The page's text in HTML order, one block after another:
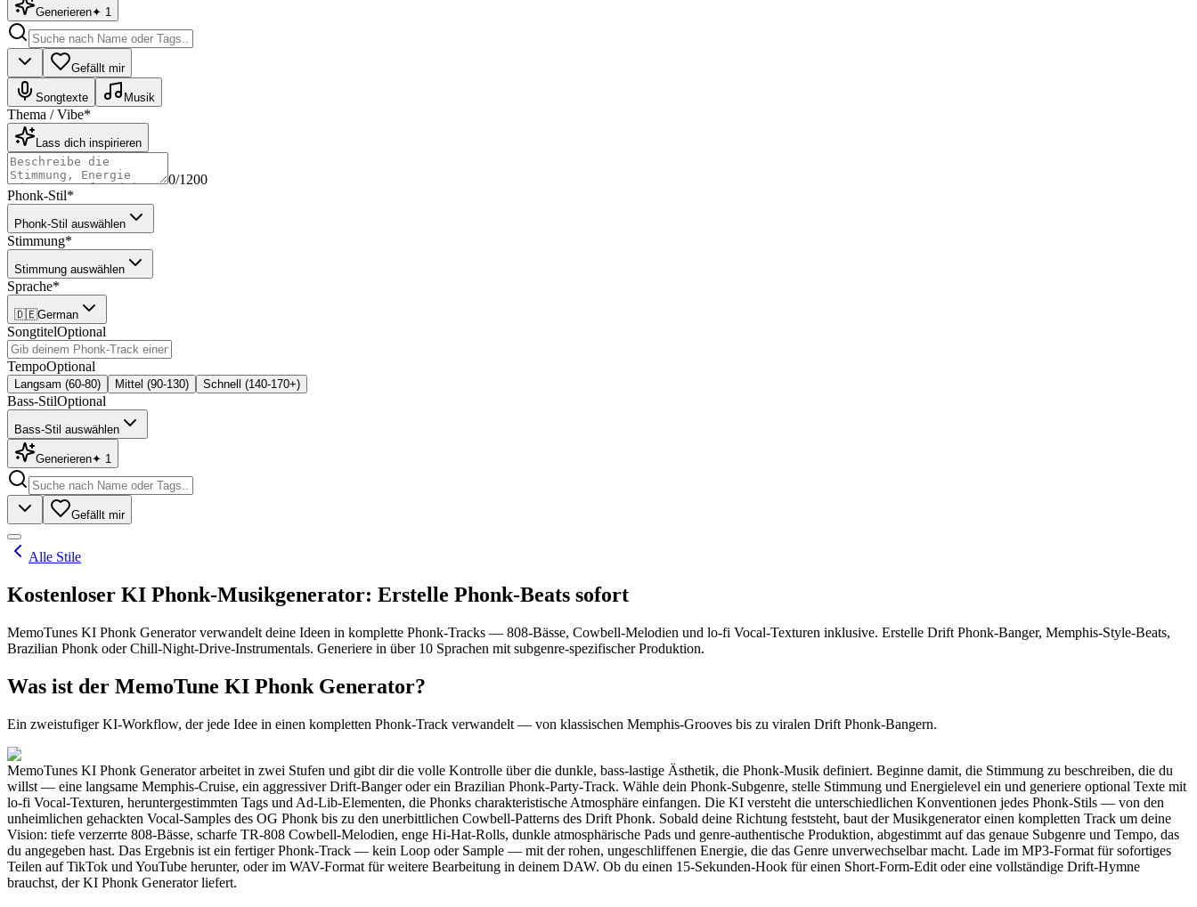
Generieren✦ 1
Gefällt mir
Songtexte Musik
Thema / Vibe*
Lass dich inspirieren
0/1200
Phonk-Stil*
Phonk-Stil auswählen
Stimmung*
Stimmung auswählen
Sprache*
🇩🇪German
SongtitelOptional
TempoOptional
Langsam (60-80) Mittel (90-130) Schnell (140-170+)
Bass-StilOptional
Bass-Stil auswählen
Generieren✦ 1
Gefällt mir
Alle Stile
Kostenloser KI Phonk-Musikgenerator: Erstelle Phonk-Beats sofort
MemoTunes KI Phonk Generator verwandelt deine Ideen in komplette Phonk-Tracks — 808-Bässe, Cowbell-Melodien und lo-fi Vocal-Texturen inklusive. Erstelle Drift Phonk-Banger, Memphis-Style-Beats,
Brazilian Phonk oder Chill-Night-Drive-Instrumentals. Generiere in über 10 Sprachen mit subgenre-spezifischer Produktion.
Was ist der MemoTune KI Phonk Generator?
Ein zweistufiger KI-Workflow, der jede Idee in einen kompletten Phonk-Track verwandelt — von klassischen Memphis-Grooves bis zu viralen Drift Phonk-Bangern.
MemoTunes KI Phonk Generator arbeitet in zwei Stufen und gibt dir die volle Kontrolle über die dunkle, bass-lastige Ästhetik, die Phonk-Musik definiert. Beginne damit, die Stimmung zu beschreiben, die du
willst — eine langsame Memphis-Cruise, ein aggressiver Drift-Banger oder ein Brazilian Phonk-Party-Track. Wähle dein Phonk-Subgenre, stelle Stimmung und Energielevel ein und generiere optional Texte mit
lo-fi Vocal-Texturen, heruntergestimmten Tags und Ad-Lib-Elementen, die Phonks charakteristische Atmosphäre einfangen. Die KI versteht die unterschiedlichen Konventionen jedes Phonk-Stils — von den
unheimlichen gehackten Vocal-Samples des OG Phonk bis zu den unerbittlichen Cowbell-Patterns des Drift Phonk. Sobald deine Richtung feststeht, baut der Musikgenerator einen kompletten Track um deine
Vision: tiefe verzerrte 808-Bässe, scharfe TR-808 Cowbell-Melodien, enge Hi-Hat-Rolls, dunkle atmosphärische Pads und genre-authentische Produktion, abgestimmt auf das genaue Subgenre und Tempo, das
du angegeben hast. Das Ergebnis ist ein fertiger Phonk-Track — kein Loop oder Sample — mit der rohen, ungeschliffenen Energie, die das Genre unverwechselbar macht. Lade im MP3-Format für sofortiges
Teilen auf TikTok und YouTube herunter, oder im WAV-Format für weitere Bearbeitung in deinem DAW. Ob du einen 15-Sekunden-Hook für einen Short-Form-Edit oder eine vollständige Drift-Hymne
brauchst, der KI Phonk Generator liefert.